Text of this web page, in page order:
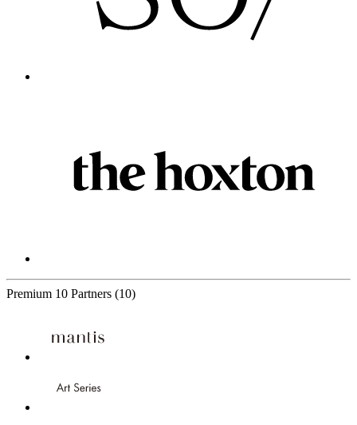
Premium 10 Partners (10)